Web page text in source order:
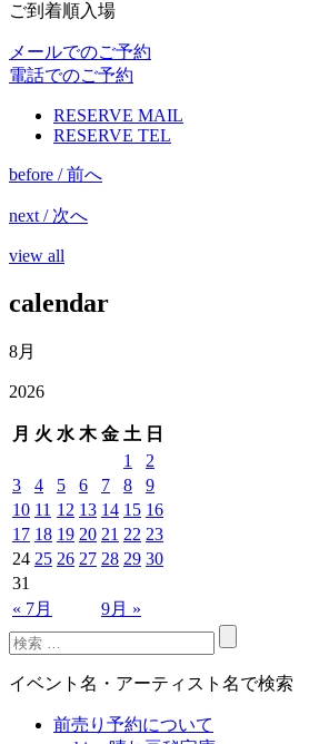
ご到着順入場
メールでのご予約
電話でのご予約
RESERVE MAIL
RESERVE TEL
before / 前へ
next / 次へ
view all
calendar
8月
2026
月 火 水 木 金 土 日
« 7月 9月 »
1
2
3
4 5 6 7 8
9
10 11 12 13 14 15 16
17 18 19 20 21 22 23
24 25 26 27 28 29 30
31
イベント名・アーティスト名で検索
前売り予約について